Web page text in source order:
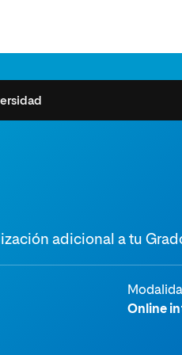
de acceso a la
Sistema de Calidad
Futuros de la Educación
adicional a tu
Online